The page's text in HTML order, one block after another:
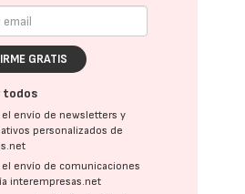
GRATIS
todos
envío de newsletters y
personalizados de
envío de comunicaciones
interempresas.net